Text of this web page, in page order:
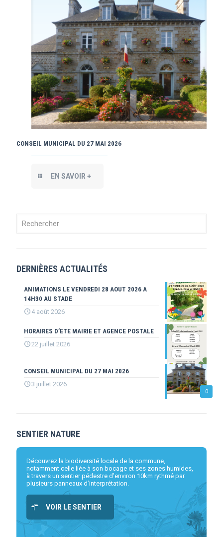
CONSEIL MUNICIPAL DU 27 MAI 2026
EN SAVOIR +
DERNIÈRES ACTUALITÉS
ANIMATIONS LE VENDREDI 28 AOUT 2026 A
14H30 AU STADE
4 août 2026
HORAIRES D’ETE MAIRIE ET AGENCE POSTALE
22 juillet 2026
0
CONSEIL MUNICIPAL DU 27 MAI 2026
3 juillet 2026
SENTIER NATURE
Découvrez la biodiversité locale de la commune,
notamment celle liée à son bocage et ses zones humides,
à travers un sentier pédestre d’environ 10km rythmé par
plusieurs panneaux d’interprétation.
VOIR LE SENTIER